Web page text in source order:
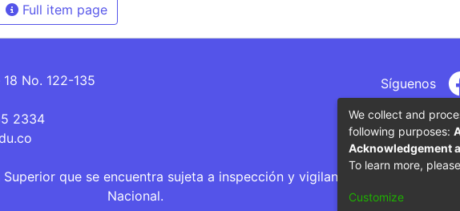
Full item page
No. 122-135
2334
Síguenos
que se encuentra sujeta a inspección y vigilancia por parte del
Nacional.
We collect and
following purposes:
Acknowledgement
To learn more,
Customize